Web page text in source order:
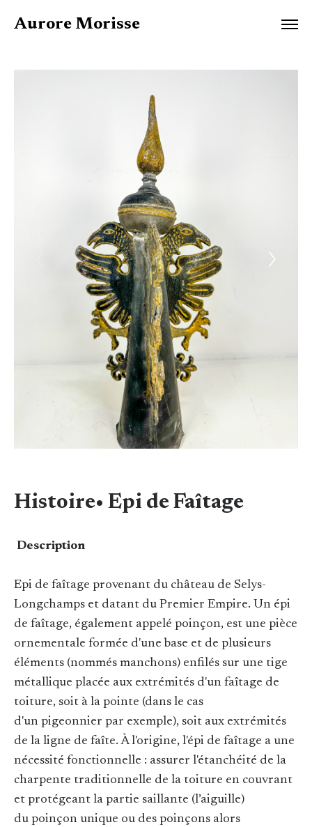
Aurore Morisse
Histoire• Epi de Faîtage
Description
Epi de faîtage provenant du château de Selys-
Longchamps et datant du Premier Empire. Un épi
de faîtage, également appelé poinçon, est une pièce
ornementale formée d'une base et de plusieurs
éléments (nommés manchons) enfilés sur une tige
métallique placée aux extrémités d'un faîtage de
toiture, soit à la pointe (dans le cas
d'un pigeonnier par exemple), soit aux extrémités
de la ligne de faîte. À l'origine, l'épi de faîtage a une
nécessité fonctionnelle : assurer l'étanchéité de la
charpente traditionnelle de la toiture en couvrant
et protégeant la partie saillante (l’aiguille)
du poinçon unique ou des poinçons alors